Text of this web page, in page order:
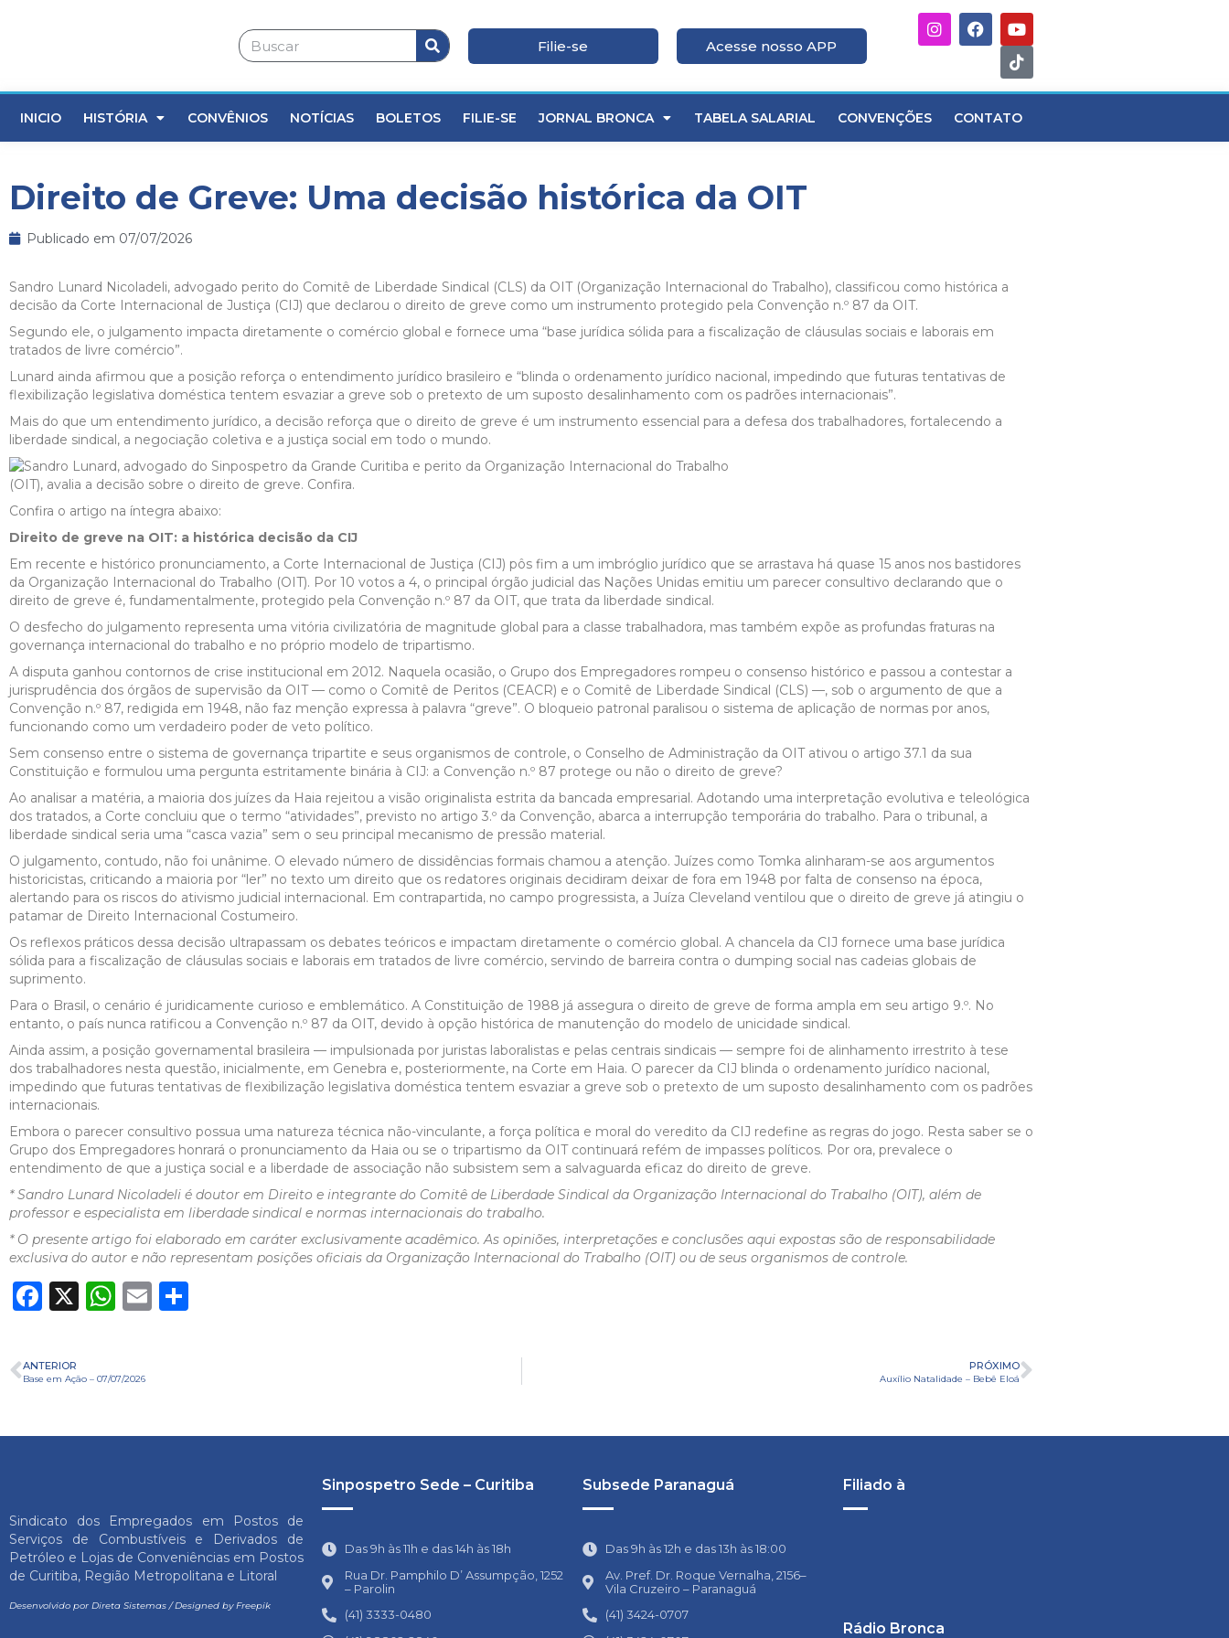
Filie-se Acesse nosso APP
INICIO HISTÓRIA CONVÊNIOS NOTÍCIAS BOLETOS FILIE-SE JORNAL BRONCA TABELA SALARIAL CONVENÇÕES CONTATO
Direito de Greve: Uma decisão histórica da OIT
Publicado em 07/07/2026
Sandro Lunard Nicoladeli, advogado perito do Comitê de Liberdade Sindical (CLS) da OIT (Organização Internacional do Trabalho), classificou como histórica a
decisão da Corte Internacional de Justiça (CIJ) que declarou o direito de greve como um instrumento protegido pela Convenção n.º 87 da OIT.
Segundo ele, o julgamento impacta diretamente o comércio global e fornece uma “base jurídica sólida para a fiscalização de cláusulas sociais e laborais em
tratados de livre comércio”.
Lunard ainda afirmou que a posição reforça o entendimento jurídico brasileiro e “blinda o ordenamento jurídico nacional, impedindo que futuras tentativas de
flexibilização legislativa doméstica tentem esvaziar a greve sob o pretexto de um suposto desalinhamento com os padrões internacionais”.
Mais do que um entendimento jurídico, a decisão reforça que o direito de greve é um instrumento essencial para a defesa dos trabalhadores, fortalecendo a
liberdade sindical, a negociação coletiva e a justiça social em todo o mundo.
Confira o artigo na íntegra abaixo:
Direito de greve na OIT: a histórica decisão da CIJ
Em recente e histórico pronunciamento, a Corte Internacional de Justiça (CIJ) pôs fim a um imbróglio jurídico que se arrastava há quase 15 anos nos bastidores
da Organização Internacional do Trabalho (OIT). Por 10 votos a 4, o principal órgão judicial das Nações Unidas emitiu um parecer consultivo declarando que o
direito de greve é, fundamentalmente, protegido pela Convenção n.º 87 da OIT, que trata da liberdade sindical.
O desfecho do julgamento representa uma vitória civilizatória de magnitude global para a classe trabalhadora, mas também expõe as profundas fraturas na
governança internacional do trabalho e no próprio modelo de tripartismo.
A disputa ganhou contornos de crise institucional em 2012. Naquela ocasião, o Grupo dos Empregadores rompeu o consenso histórico e passou a contestar a
jurisprudência dos órgãos de supervisão da OIT — como o Comitê de Peritos (CEACR) e o Comitê de Liberdade Sindical (CLS) —, sob o argumento de que a
Convenção n.º 87, redigida em 1948, não faz menção expressa à palavra “greve”. O bloqueio patronal paralisou o sistema de aplicação de normas por anos,
funcionando como um verdadeiro poder de veto político.
Sem consenso entre o sistema de governança tripartite e seus organismos de controle, o Conselho de Administração da OIT ativou o artigo 37.1 da sua
Constituição e formulou uma pergunta estritamente binária à CIJ: a Convenção n.º 87 protege ou não o direito de greve?
Ao analisar a matéria, a maioria dos juízes da Haia rejeitou a visão originalista estrita da bancada empresarial. Adotando uma interpretação evolutiva e teleológica
dos tratados, a Corte concluiu que o termo “atividades”, previsto no artigo 3.º da Convenção, abarca a interrupção temporária do trabalho. Para o tribunal, a
liberdade sindical seria uma “casca vazia” sem o seu principal mecanismo de pressão material.
O julgamento, contudo, não foi unânime. O elevado número de dissidências formais chamou a atenção. Juízes como Tomka alinharam-se aos argumentos
historicistas, criticando a maioria por “ler” no texto um direito que os redatores originais decidiram deixar de fora em 1948 por falta de consenso na época,
alertando para os riscos do ativismo judicial internacional. Em contrapartida, no campo progressista, a Juíza Cleveland ventilou que o direito de greve já atingiu o
patamar de Direito Internacional Costumeiro.
Os reflexos práticos dessa decisão ultrapassam os debates teóricos e impactam diretamente o comércio global. A chancela da CIJ fornece uma base jurídica
sólida para a fiscalização de cláusulas sociais e laborais em tratados de livre comércio, servindo de barreira contra o dumping social nas cadeias globais de
suprimento.
Para o Brasil, o cenário é juridicamente curioso e emblemático. A Constituição de 1988 já assegura o direito de greve de forma ampla em seu artigo 9.º. No
entanto, o país nunca ratificou a Convenção n.º 87 da OIT, devido à opção histórica de manutenção do modelo de unicidade sindical.
Ainda assim, a posição governamental brasileira — impulsionada por juristas laboralistas e pelas centrais sindicais — sempre foi de alinhamento irrestrito à tese
dos trabalhadores nesta questão, inicialmente, em Genebra e, posteriormente, na Corte em Haia. O parecer da CIJ blinda o ordenamento jurídico nacional,
impedindo que futuras tentativas de flexibilização legislativa doméstica tentem esvaziar a greve sob o pretexto de um suposto desalinhamento com os padrões
internacionais.
Embora o parecer consultivo possua uma natureza técnica não-vinculante, a força política e moral do veredito da CIJ redefine as regras do jogo. Resta saber se o
Grupo dos Empregadores honrará o pronunciamento da Haia ou se o tripartismo da OIT continuará refém de impasses políticos. Por ora, prevalece o
entendimento de que a justiça social e a liberdade de associação não subsistem sem a salvaguarda eficaz do direito de greve.
* Sandro Lunard Nicoladeli é doutor em Direito e integrante do Comitê de Liberdade Sindical da Organização Internacional do Trabalho (OIT), além de
professor e especialista em liberdade sindical e normas internacionais do trabalho.
* O presente artigo foi elaborado em caráter exclusivamente acadêmico. As opiniões, interpretações e conclusões aqui expostas são de responsabilidade
exclusiva do autor e não representam posições oficiais da Organização Internacional do Trabalho (OIT) ou de seus organismos de controle.
Facebook
X WhatsApp
Email
ANTERIOR
Base em Ação – 07/07/2026
PRÓXIMO
Auxílio Natalidade – Bebê Eloá
Sindicato dos Empregados em Postos de
Serviços de Combustíveis e Derivados de
Petróleo e Lojas de Conveniências em Postos
de Curitiba, Região Metropolitana e Litoral
Desenvolvido por Direta Sistemas/Designed by Freepik
Sinpospetro Sede – Curitiba
Das 9h às 11h e das 14h às 18h
Rua Dr. Pamphilo D’ Assumpção, 1252
– Parolin
(41) 3333-0480
Subsede Paranaguá
Das 9h às 12h e das 13h às 18:00
Av. Pref. Dr. Roque Vernalha, 2156–
Vila Cruzeiro – Paranaguá
(41) 3424-0707
Filiado à
Rádio Bronca